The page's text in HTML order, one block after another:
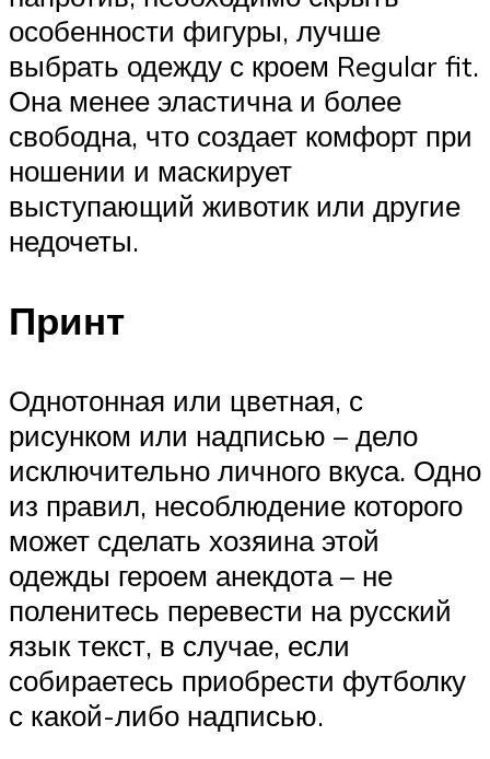
особенности фигуры, лучше
выбрать одежду с кроем Regular fit.
Она менее эластична и более
свободна, что создает комфорт при
ношении и маскирует
выступающий животик или другие
недочеты.
Принт
Однотонная или цветная, с
рисунком или надписью – дело
исключительно личного вкуса. Одно
из правил, несоблюдение которого
может сделать хозяина этой
одежды героем анекдота – не
поленитесь перевести на русский
язык текст, в случае, если
собираетесь приобрести футболку
с какой-либо надписью.